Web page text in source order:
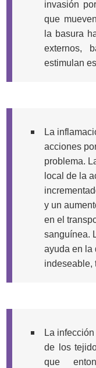
invasión
que
la basura
externos,
estimulan
La
acciones
problema.
local de la
y un
en el
sanguínea.
ayuda en la
indeseable,
La
de los
que